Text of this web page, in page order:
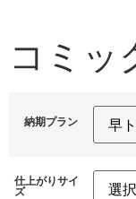
コミッ
納期プラン
仕上がりサイ
ズ